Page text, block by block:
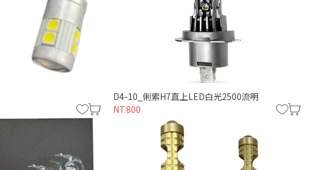
D4-10_俐索H7直上LED白光2500流明
NT.800